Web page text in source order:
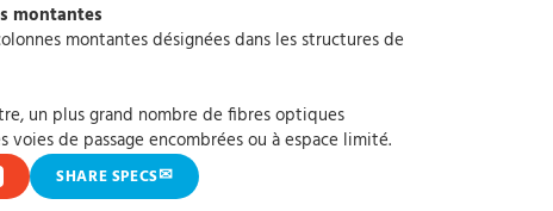
montantes
montantes désignées dans les structures de
un plus grand nombre de fibres optiques
de passage encombrées ou à espace limité.
SHARE SPECS✉